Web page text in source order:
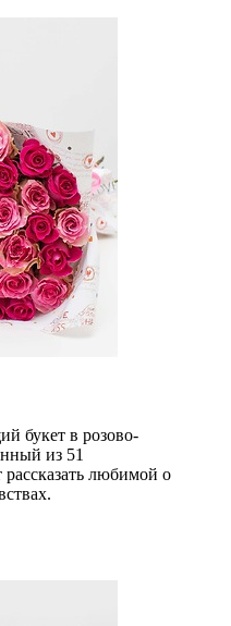
букет в розово-
из 51
любимой о